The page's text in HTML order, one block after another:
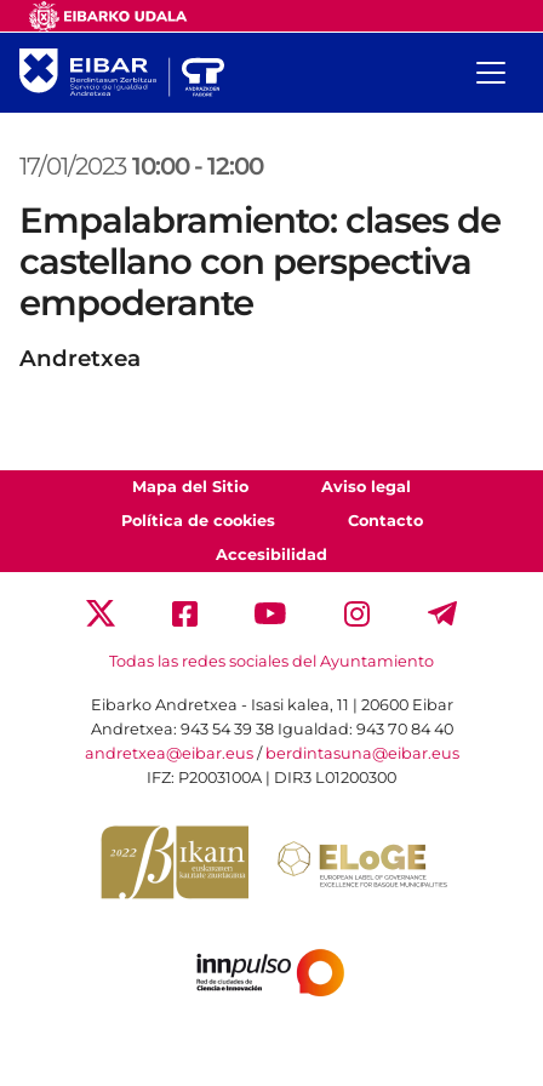
17/01/2023 10:00 -12:00
Empalabramiento: clases de
castellano con perspectiva
empoderante
Andretxea
Mapa del Sitio
Aviso legal
Política de cookies
Contacto
Accesibilidad
Todas las redes sociales del Ayuntamiento
Eibarko Andretxea - Isasi kalea, 11 | 20600 Eibar
Andretxea: 943 54 39 38 Igualdad: 943 70 84 40
andretxea@eibar.eus/ berdintasuna@eibar.eus
IFZ: P2003100A | DIR3 L01200300